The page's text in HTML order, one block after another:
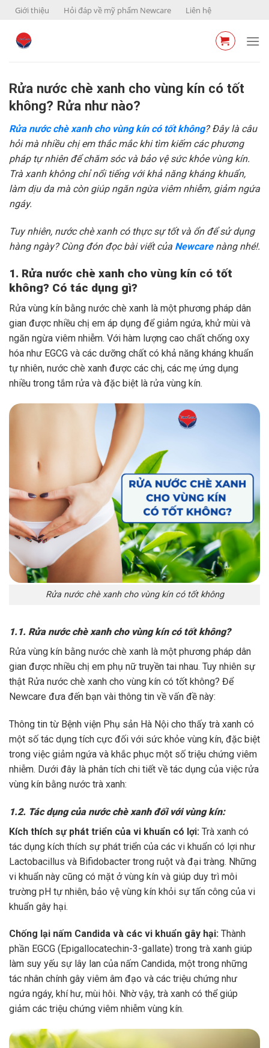
Skip
content
Giới thiệu Hỏi đáp về mỹ phẩm Newcare Liên hệ
Rửa nước chè xanh cho vùng kín có tốt
không? Rửa như nào?
Rửa nước chè xanh cho vùng kín có tốt không? Đây là câu
hỏi mà nhiều chị em thắc mắc khi tìm kiếm các phương
pháp tự nhiên để chăm sóc và bảo vệ sức khỏe vùng kín.
Trà xanh không chỉ nổi tiếng với khả năng kháng khuẩn,
làm dịu da mà còn giúp ngăn ngừa viêm nhiễm, giảm ngứa
ngáy.
Tuy nhiên, nước chè xanh có thực sự tốt và ổn để sử dụng
hàng ngày? Cùng đón đọc bài viết của Newcarenàng nhé!.
1. Rửa nước chè xanh cho vùng kín có tốt
không? Có tác dụng gì?
Rửa vùng kín bằng nước chè xanh là một phương pháp dân
gian được nhiều chị em áp dụng để giảm ngứa, khử mùi và
ngăn ngừa viêm nhiễm. Với hàm lượng cao chất chống oxy
hóa như EGCG và các dưỡng chất có khả năng kháng khuẩn
tự nhiên, nước chè xanh được các chị, các mẹ ứng dụng
nhiều trong tắm rửa và đặc biệt là rửa vùng kín.
Rửa nước chè xanh cho vùng kín có tốt không
1.1. Rửa nước chè xanh cho vùng kín có tốt không?
Rửa vùng kín bằng nước chè xanh là một phương pháp dân
gian được nhiều chị em phụ nữ truyền tai nhau. Tuy nhiên sự
thật Rửa nước chè xanh cho vùng kín có tốt không? Để
Newcare đưa đến bạn vài thông tin về vấn đề này:
Thông tin từ Bệnh viện Phụ sản Hà Nội cho thấy trà xanh có
một số tác dụng tích cực đối với sức khỏe vùng kín, đặc biệt
trong việc giảm ngứa và khắc phục một số triệu chứng viêm
nhiễm. Dưới đây là phân tích chi tiết về tác dụng của việc rửa
vùng kín bằng nước trà xanh:
1.2. Tác dụng của nước chè xanh đối với vùng kín:
Kích thích sự phát triển của vi khuẩn có lợi: Trà xanh có
tác dụng kích thích sự phát triển của các vi khuẩn có lợi như
Lactobacillus và Bifidobacter trong ruột và đại tràng. Những
vi khuẩn này cũng có mặt ở vùng kín và giúp duy trì môi
trường pH tự nhiên, bảo vệ vùng kín khỏi sự tấn công của vi
khuẩn gây hại.
Chống lại nấm Candida và các vi khuẩn gây hại: Thành
phần EGCG (Epigallocatechin-3-gallate) trong trà xanh giúp
làm suy yếu sự lây lan của nấm Candida, một trong những
tác nhân chính gây viêm âm đạo và các triệu chứng như
ngứa ngáy, khí hư, mùi hôi. Nhờ vậy, trà xanh có thể giúp
giảm các triệu chứng viêm nhiễm vùng kín.